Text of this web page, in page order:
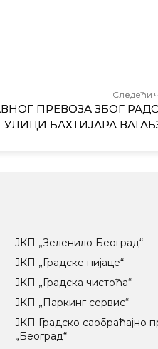
Следећи
ПРЕВОЗА ЗБОГ
УЛИЦИ БАХТИЈАРА
ЈКП „Зеленило Београд“
ЈКП „Градске пијаце“
ЈКП „Градска чистоћа“
ЈКП „Паркинг сервис“
ЈКП Градско саобраћајно
„Београд“